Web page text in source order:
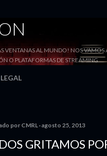
VENTANAS AL MUNDO! NOS VAMOS
O PLATAFORMAS DE STREAMING
porCMRL agosto 25, 2013
GRITAMOS